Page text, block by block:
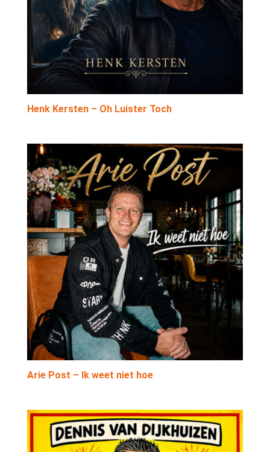
Henk Kersten – Oh Luister Toch
Arie Post – Ik weet niet hoe